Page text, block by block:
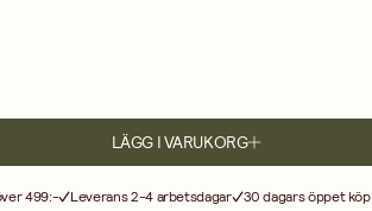
LÄGG I VARUKORG
499:- Leverans 2-4 arbetsdagar 30 dagars öppet köp